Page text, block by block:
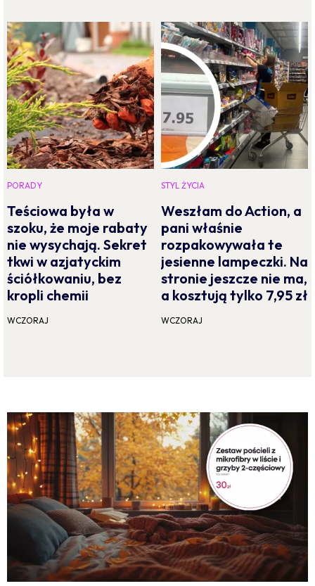
PORADY
Teściowa była w
szoku, że moje rabaty
nie wysychają. Sekret
tkwi w azjatyckim
ściółkowaniu, bez
kropli chemii
WCZORAJ
STYL ŻYCIA
Weszłam do Action, a
pani właśnie
rozpakowywała te
jesienne lampeczki. Na
stronie jeszcze nie ma,
a kosztują tylko 7,95 zł
WCZORAJ